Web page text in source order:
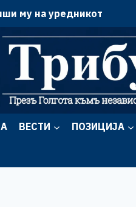
му на уредникот
ВЕСТИ ПОЗИЦИЈА